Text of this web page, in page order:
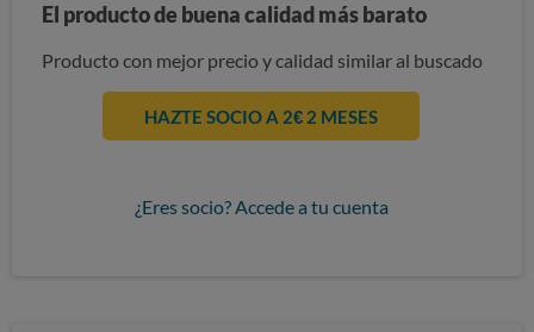
El producto de buena calidad más barato
Producto con mejor precio y calidad similar al buscado
HAZTE SOCIO A 2€ 2 MESES
¿Eres socio? Accede a tu cuenta